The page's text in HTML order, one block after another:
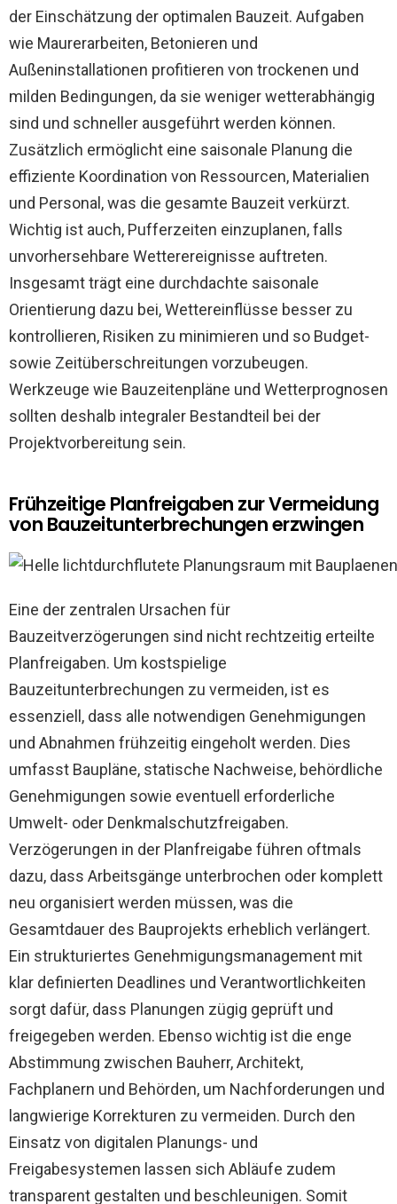
der Einschätzung der optimalen Bauzeit. Aufgaben
wie Maurerarbeiten, Betonieren und
Außeninstallationen profitieren von trockenen und
milden Bedingungen, da sie weniger wetterabhängig
sind und schneller ausgeführt werden können.
Zusätzlich ermöglicht eine saisonale Planung die
effiziente Koordination von Ressourcen, Materialien
und Personal, was die gesamte Bauzeit verkürzt.
Wichtig ist auch, Pufferzeiten einzuplanen, falls
unvorhersehbare Wetterereignisse auftreten.
Insgesamt trägt eine durchdachte saisonale
Orientierung dazu bei, Wettereinflüsse besser zu
kontrollieren, Risiken zu minimieren und so Budget-
sowie Zeitüberschreitungen vorzubeugen.
Werkzeuge wie Bauzeitenpläne und Wetterprognosen
sollten deshalb integraler Bestandteil bei der
Projektvorbereitung sein.
Frühzeitige Planfreigaben zur Vermeidung
von Bauzeitunterbrechungen erzwingen
Eine der zentralen Ursachen für
Bauzeitverzögerungen sind nicht rechtzeitig erteilte
Planfreigaben. Um kostspielige
Bauzeitunterbrechungen zu vermeiden, ist es
essenziell, dass alle notwendigen Genehmigungen
und Abnahmen frühzeitig eingeholt werden. Dies
umfasst Baupläne, statische Nachweise, behördliche
Genehmigungen sowie eventuell erforderliche
Umwelt- oder Denkmalschutzfreigaben.
Verzögerungen in der Planfreigabe führen oftmals
dazu, dass Arbeitsgänge unterbrochen oder komplett
neu organisiert werden müssen, was die
Gesamtdauer des Bauprojekts erheblich verlängert.
Ein strukturiertes Genehmigungsmanagement mit
klar definierten Deadlines und Verantwortlichkeiten
sorgt dafür, dass Planungen zügig geprüft und
freigegeben werden. Ebenso wichtig ist die enge
Abstimmung zwischen Bauherr, Architekt,
Fachplanern und Behörden, um Nachforderungen und
langwierige Korrekturen zu vermeiden. Durch den
Einsatz von digitalen Planungs- und
Freigabesystemen lassen sich Abläufe zudem
transparent gestalten und beschleunigen. Somit